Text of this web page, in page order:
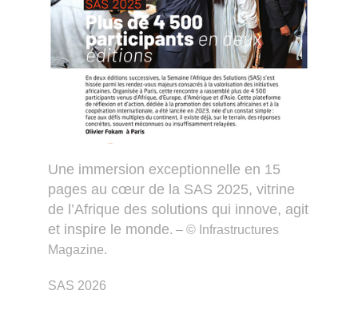
Une immersion exceptionnelle en 15
pages au cœur de la SAS 2025, vitrine
de l’Afrique des solutions qui innove, agit
et inspire le monde. – © Infrastructures
Magazine.
SAS 2026